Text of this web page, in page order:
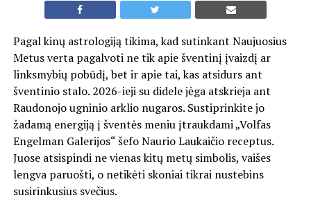
Pagal kinų astrologiją tikima, kad sutinkant Naujuosius
Metus verta pagalvoti ne tik apie šventinį įvaizdį ar
linksmybių pobūdį, bet ir apie tai, kas atsidurs ant
šventinio stalo. 2026-ieji su didele jėga atskrieja ant
Raudonojo ugninio arklio nugaros. Sustiprinkite jo
žadamą energiją į šventės meniu įtraukdami „Volfas
Engelman Galerijos“ šefo Naurio Laukaičio receptus.
Juose atsispindi ne vienas kitų metų simbolis, vaišes
lengva paruošti, o netikėti skoniai tikrai nustebins
susirinkusius svečius.